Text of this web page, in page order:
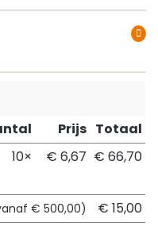
Prijs Totaal
10× € 6,67 € 66,70
€ 500,00) € 15,00